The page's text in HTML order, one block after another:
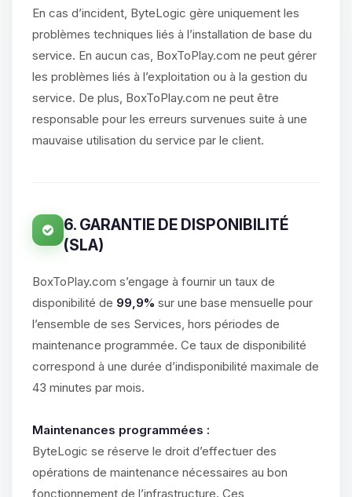
En cas d’incident, ByteLogic gère uniquement les
problèmes techniques liés à l’installation de base du
service. En aucun cas, BoxToPlay.com ne peut gérer
les problèmes liés à l’exploitation ou à la gestion du
service. De plus, BoxToPlay.com ne peut être
responsable pour les erreurs survenues suite à une
mauvaise utilisation du service par le client.
6. GARANTIE DE DISPONIBILITÉ
(SLA)
BoxToPlay.com s’engage à fournir un taux de
disponibilité de 99,9% sur une base mensuelle pour
l’ensemble de ses Services, hors périodes de
maintenance programmée. Ce taux de disponibilité
correspond à une durée d’indisponibilité maximale de
43 minutes par mois.
Maintenances programmées :
ByteLogic se réserve le droit d’effectuer des
opérations de maintenance nécessaires au bon
fonctionnement de l’infrastructure. Ces